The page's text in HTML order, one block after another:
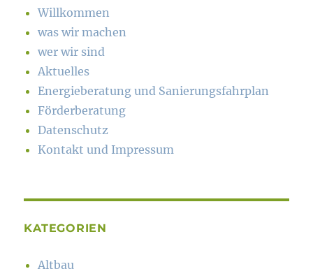
Willkommen
was wir machen
wer wir sind
Aktuelles
Energieberatung und Sanierungsfahrplan
Förderberatung
Datenschutz
Kontakt und Impressum
KATEGORIEN
Altbau